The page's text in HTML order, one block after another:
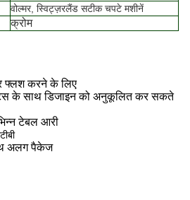
वोल्मर, स्विट्ज़रलैंड सटीक चपटे मशीनें
क्रोम
फ्लश करने के लिए
के साथ डिजाइन को अनुकूलित कर सकते
टेबल आरी
अलग पैकेज